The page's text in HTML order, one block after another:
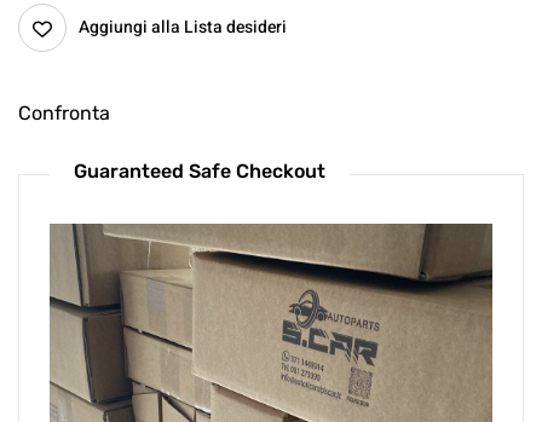
Aggiungi alla Lista desideri
Confronta
Guaranteed Safe Checkout